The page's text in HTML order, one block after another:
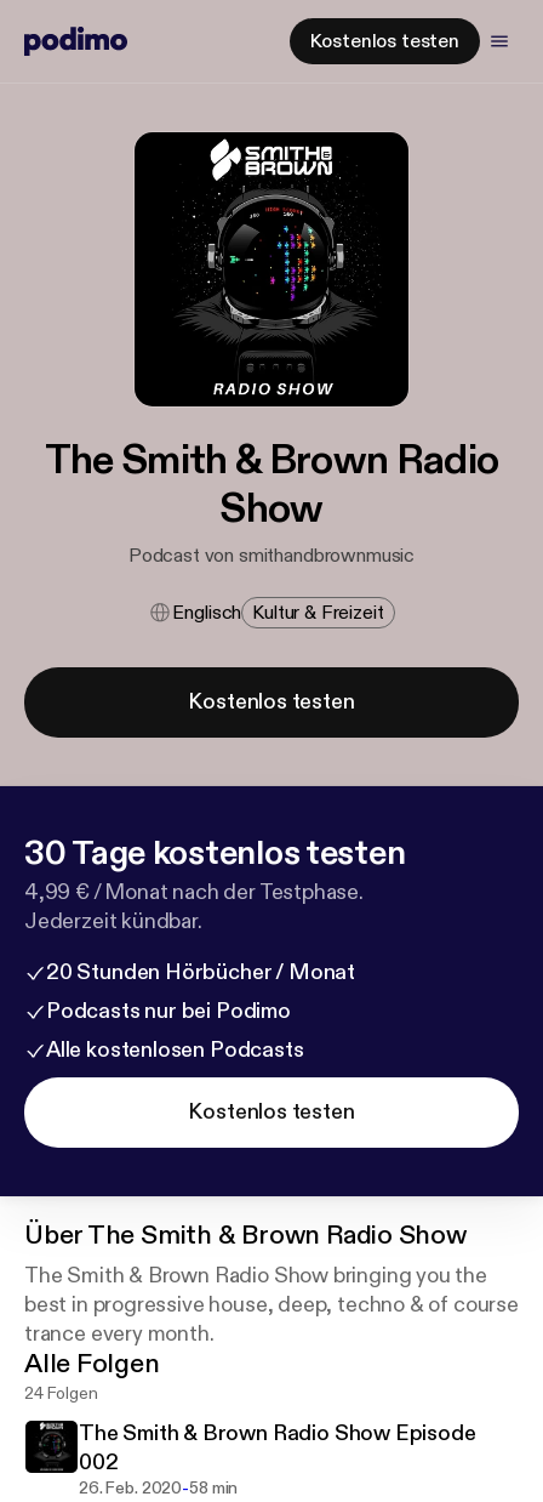
Kostenlos testen
The Smith & Brown Radio
Show
Podcast von smithandbrownmusic
Englisch Kultur & Freizeit
Kostenlos testen
30 Tage kostenlos testen
4,99 € / Monat nach der Testphase.
Jederzeit kündbar.
20 Stunden Hörbücher / Monat
Podcasts nur bei Podimo
Alle kostenlosen Podcasts
Kostenlos testen
ÜberThe Smith & Brown Radio Show
The Smith & Brown Radio Show bringing you the
best in progressive house, deep, techno & of course
trance every month.
Alle Folgen
24 Folgen
The Smith & Brown Radio Show Episode
002
26. Feb. 2020-58 min